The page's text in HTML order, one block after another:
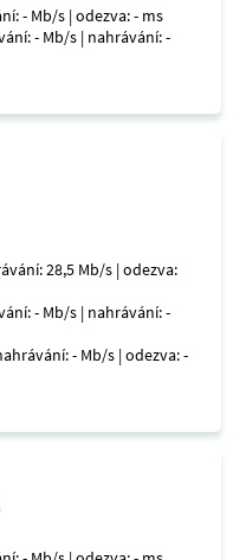
- Mb/s | odezva: - ms
- Mb/s | nahrávání: -
28,5 Mb/s | odezva:
- Mb/s | nahrávání: -
- Mb/s | odezva: -